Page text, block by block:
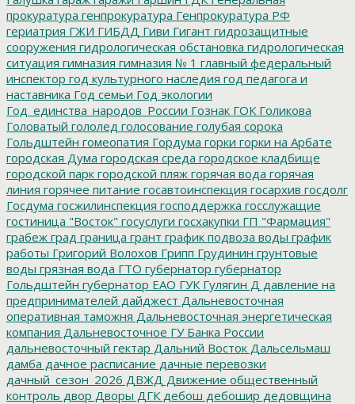
прокуратура генпрокуратура Генпрокуратура РФ
гериатрия ГЖИ ГИБДД Гиви Гигант гидрозащитные
сооружения гидрологическая обстановка гидрологическая
ситуация гимназия гимназия № 1 главный федеральный
инспектор год культурного наследия год педагога и
наставника Год семьи Год экологии
Год_единства_народов_России Гознак ГОК Голикова
Головатый гололед голосование голубая сорока
Гольдштейн гомеопатия Гордума горки горки на Арбате
городская Дума городская среда городское кладбище
городской парк городской пляж горячая вода горячая
линия горячее питание госавтоинспекция госархив госдолг
Госдума госжилинспекция господдержка госслужащие
гостиница "Восток" госуслуги госхакупки ГП "Фармация"
грабеж град граница грант график подвоза воды график
работы Григорий Волохов Грипп Грудинин грунтовые
воды грязная вода ГТО губернатор губернатор
Гольдштейн губернатор ЕАО ГУК Гулягин Д давление на
предпринимателей дайджест Дальневосточная
оперативная таможня Дальневосточная энергетическая
компания Дальневосточное ГУ Банка России
дальневосточный гектар Дальний Восток Дальсельмаш
дамба дачное расписание дачные перевозки
дачный_сезон_2026 ДВЖД Движение общественный
контроль двор Дворы ДГК дебош дебошир дедовщина